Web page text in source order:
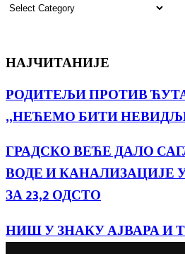
КАТЕГОРИЈЕ
НАЈЧИТАНИЈЕ
РОДИТЕЉИ ПРОТИВ
„НЕЋЕМО БИТИ
ГРАДСКО ВЕЋЕ ДАЛО
ВОДЕ И КАНАЛИЗАЦИЈЕ
ЗА 23,2 ОДСТО
НИШ У ЗНАКУ АЈВАРА И